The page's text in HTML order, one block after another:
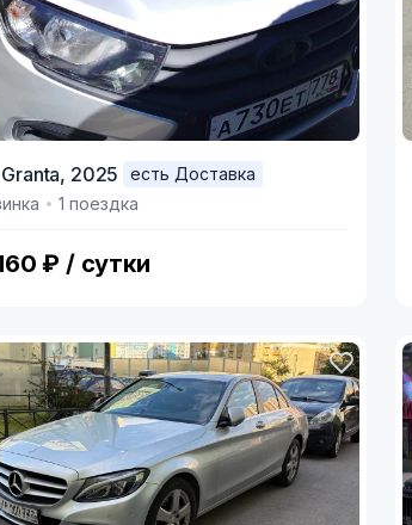
2025
есть Доставка
1 поездка
₽ / сутки